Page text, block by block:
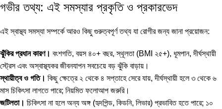
গভীর তথ্য: এই সমস্যার প্রকৃতি ও প্রকারভেদ
এই স্বাস্থ্য সমস্যা সম্পর্কে আরও কিছু গুরুত্বপূর্ণ তথ্য যা রোগীর জন্য জানা প্রয়োজন:
ঝুঁকির প্রধান কারণ। বংশগতি, বয়স ৪০+ বছর, স্থূলতা (BMI ২৫+), ধূমপান, দীর্ঘস্থায়ী
স্ট্রেস এবং অস্বাস্থ্যকর জীবনযাপন সবচেয়ে বড় ঝুঁকি বাড়ায়।
স্থায়ীত্ব ও গতি। কিছু ক্ষেত্রে ২ থেকে ৪ সপ্তাহে সেরে যায়, দীর্ঘস্থায়ী হলে ৩ থেকে ৬
মাস চিকিৎসা লাগতে পারে; নিয়মিত ফলোআপ জরুরি।
জটিলতা। চিকিৎসা না হলে অন্য অঙ্গ (হৃদপিন্ড, কিডনি, লিভার) প্রভাবিত হতে পারে; ১০